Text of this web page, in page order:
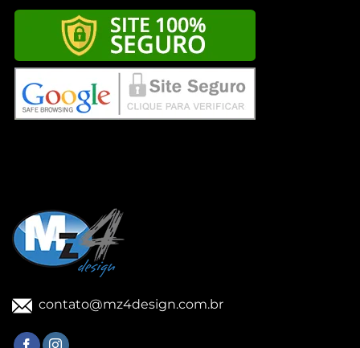
contato@mz4design.com.br